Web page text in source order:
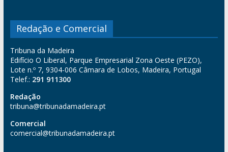
Redação e Comercial
Tribuna da Madeira
Edifício O Liberal, Parque Empresarial Zona Oeste (PEZO),
Lote n.º 7, 9304-006 Câmara de Lobos, Madeira, Portugal
Telef.: 291 911300
Redação
tribuna@tribunadamadeira.pt
Comercial
comercial@tribunadamadeira.pt